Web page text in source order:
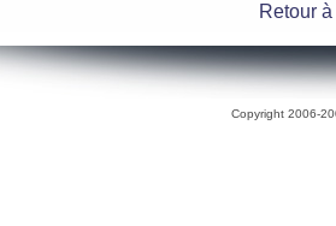
Retour
Copyright 2006-